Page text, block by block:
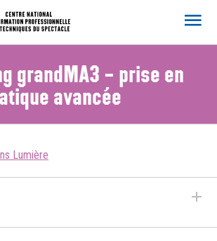
grandMA3 – prise en
avancée
Lumière